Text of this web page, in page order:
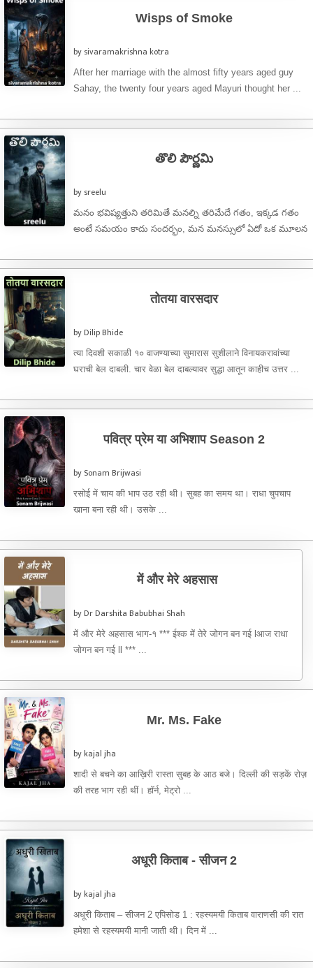
Wisps of Smoke
by sivaramakrishna kotra
After her marriage with the almost fifty years aged guy
Sahay, the twenty four years aged Mayuri thought her ...
తొలి పౌర్ణమి
by sreelu
మనం భవిష్యత్తుని తరిమితే మనల్ని తరిమేదే గతం, ఇక్కడ గతం
అంటే సమయం కాదు సందర్భం, మన మనస్సులో ఏదో ఒక మూలన
तोतया वारसदार
by Dilip Bhide
त्या दिवशी सकाळी १० वाजण्याच्या सुमारास सुशीलाने विनायकरावांच्या
घराची बेल दाबली. चार वेळा बेल दाबल्यावर सुद्धा आतून काहीच उत्तर ...
पवित्र प्रेम या अभिशाप Season 2
by Sonam Brijwasi
रसोई में चाय की भाप उठ रही थी। सुबह का समय था। राधा चुपचाप
खाना बना रही थी। उसके ...
में और मेरे अहसास
by Dr Darshita Babubhai Shah
में और मेरे अहसास भाग-१ *** ईश्क में तेरे जोगन बन गई lआज राधा
जोगन बन गई ll *** ...
Mr. Ms. Fake
by kajal jha
शादी से बचने का आख़िरी रास्ता सुबह के आठ बजे। दिल्ली की सड़कें रोज़
की तरह भाग रही थीं। हॉर्न, मेट्रो ...
अधूरी किताब - सीजन 2
by kajal jha
अधूरी किताब – सीजन 2 एपिसोड 1 : रहस्यमयी किताब वाराणसी की रात
हमेशा से रहस्यमयी मानी जाती थी। दिन में ...